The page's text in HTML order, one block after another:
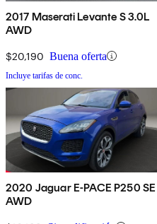
2017 Maserati Levante S 3.0L
AWD
$20,190 Buena oferta
Incluye tarifas de conc.
2020 Jaguar E-PACE P250 SE
AWD